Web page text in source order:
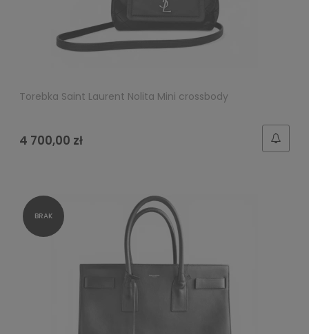
Torebka Saint Laurent Nolita Mini crossbody
4 700,00 zł